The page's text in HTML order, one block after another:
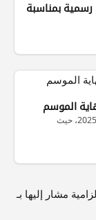
رسمية بمناسبة
انخفضت أسعار النفط صباح اليوم الخميس 28 أغسطس 2025، حيث
مشار إليها بـ